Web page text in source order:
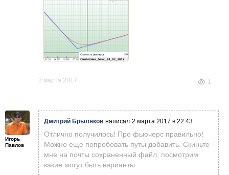
2 марта 2017 1
Игорь
Павлов
Дмитрий Брыляков написал 2 марта 2017 в 22:43
Отлично получилось! Про фьючерс правильно!
Можно еще попробовать путы добавить. Скиньте
мне на почты сохраненный файл, посмотрим
какие могут быть варианты.